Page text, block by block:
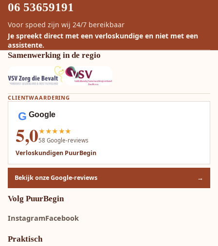
06 53659191
Voor spoed zijn wij 24/7 bereikbaar
Je spreekt direct met een verloskundige en niet met een
assistente.
Samenwerking in de regio
CLIENTWAARDERING
G Google
5,0★★★★★
58 Google-reviews
Verloskundigen PuurBegin
Bekijk onze Google-reviews →
Volg PuurBegin
InstagramFacebook
Praktisch